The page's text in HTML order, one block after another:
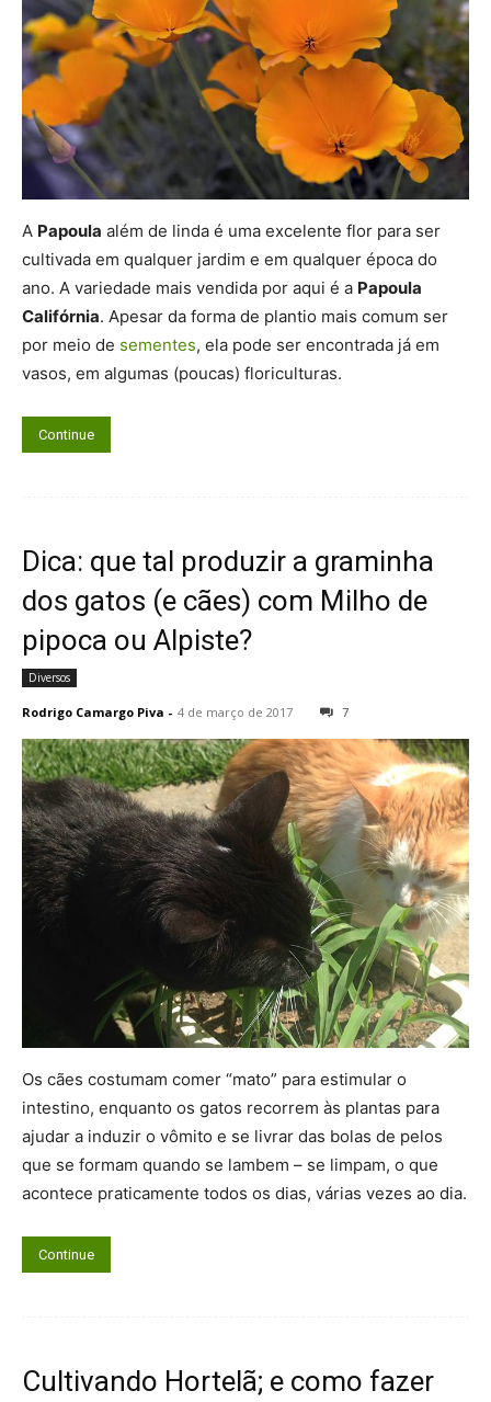
A Papoula além de linda é uma excelente flor para ser
cultivada em qualquer jardim e em qualquer época do
ano. A variedade mais vendida por aqui é a Papoula
Califórnia. Apesar da forma de plantio mais comum ser
por meio de sementes, ela pode ser encontrada já em
vasos, em algumas (poucas) floriculturas.
Continue
Dica: que tal produzir a graminha
dos gatos (e cães) com Milho de
pipoca ou Alpiste?
Diversos
Rodrigo Camargo Piva - 4 de março de 2017 7
Os cães costumam comer “mato” para estimular o
intestino, enquanto os gatos recorrem às plantas para
ajudar a induzir o vômito e se livrar das bolas de pelos
que se formam quando se lambem – se limpam, o que
acontece praticamente todos os dias, várias vezes ao dia.
Continue
Cultivando Hortelã; e como fazer